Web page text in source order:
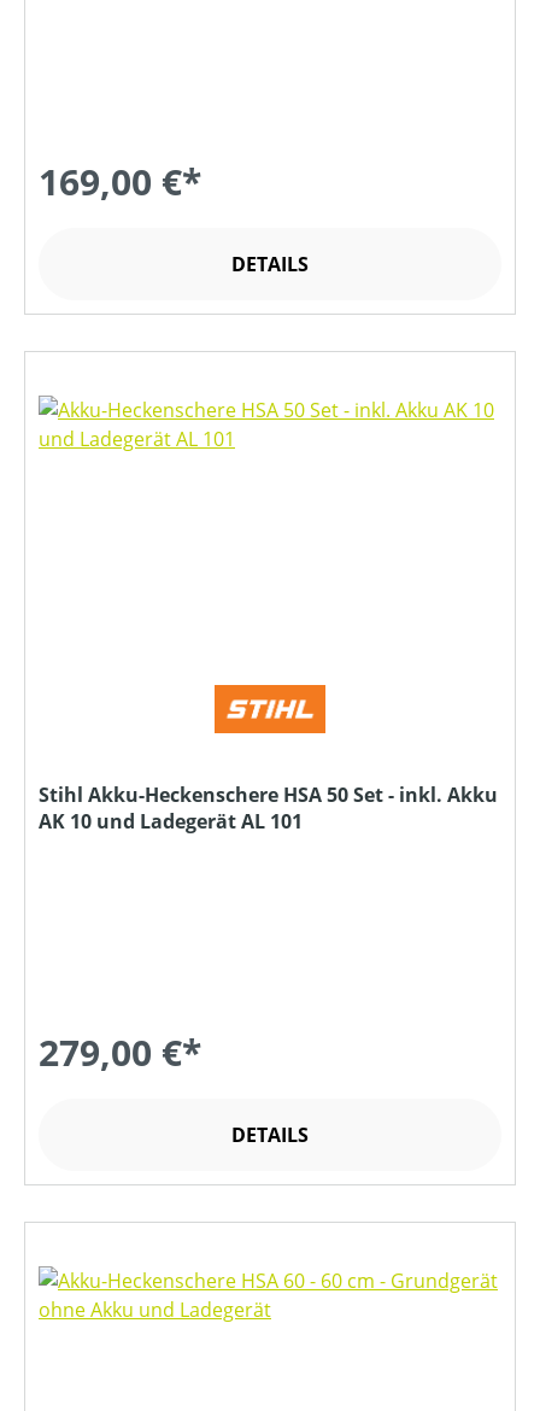
169,00 €*
DETAILS
Stihl Akku-Heckenschere HSA 50 Set - inkl. Akku
AK 10 und Ladegerät AL 101
279,00 €*
DETAILS